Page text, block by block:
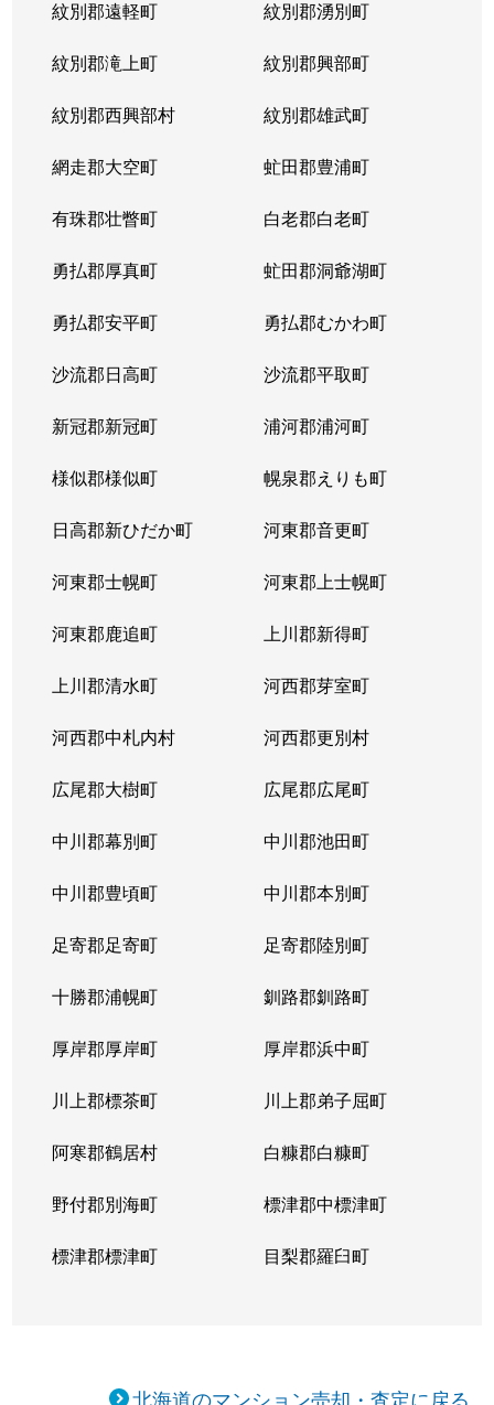
紋別郡遠軽町 紋別郡湧別町
紋別郡滝上町 紋別郡興部町
紋別郡西興部村 紋別郡雄武町
網走郡大空町 虻田郡豊浦町
有珠郡壮瞥町 白老郡白老町
勇払郡厚真町 虻田郡洞爺湖町
勇払郡安平町 勇払郡むかわ町
沙流郡日高町 沙流郡平取町
新冠郡新冠町 浦河郡浦河町
様似郡様似町 幌泉郡えりも町
日高郡新ひだか町 河東郡音更町
河東郡士幌町 河東郡上士幌町
河東郡鹿追町 上川郡新得町
上川郡清水町 河西郡芽室町
河西郡中札内村 河西郡更別村
広尾郡大樹町 広尾郡広尾町
中川郡幕別町 中川郡池田町
中川郡豊頃町 中川郡本別町
足寄郡足寄町 足寄郡陸別町
十勝郡浦幌町 釧路郡釧路町
厚岸郡厚岸町 厚岸郡浜中町
川上郡標茶町 川上郡弟子屈町
阿寒郡鶴居村 白糠郡白糠町
野付郡別海町 標津郡中標津町
標津郡標津町 目梨郡羅臼町
北海道のマンション売却・査定に戻る